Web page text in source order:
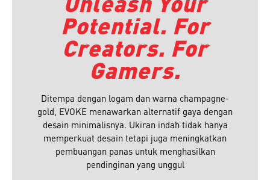
Potential. For
Creators. For
Gamers.
Ditempa dengan logam dan warna champagne-
gold, EVOKE menawarkan alternatif gaya dengan
desain minimalisnya. Ukiran indah tidak hanya
memperkuat desain tetapi juga meningkatkan
pembuangan panas untuk menghasilkan
pendinginan yang unggul